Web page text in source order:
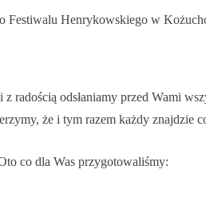
Festiwalu Henrykowskiego w
radością odsłaniamy przed Wami
że i tym razem każdy znajdzie
co dla Was przygotowaliśmy: